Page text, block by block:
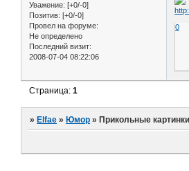
Уважение: [+0/-0]
Позитив: [+0/-0]
Провел на форуме:
Не определено
Последний визит:
2008-07-04 08:22:06
0
Страница:1
»Elfae »Юмор »Прикольные